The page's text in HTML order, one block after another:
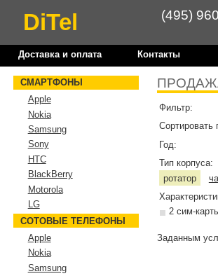
DiTel (495)
Доставка и оплата Контакты
Фильтр:
Сортировать
Год:
Тип корпуса:
ротатор
2 сим-
Заданным
СМАРТФОНЫ
Apple
Nokia
Samsung
Sony
HTC
BlackBerry
Motorola
LG
СОТОВЫЕ ТЕЛЕФОНЫ
Apple
Nokia
Samsung